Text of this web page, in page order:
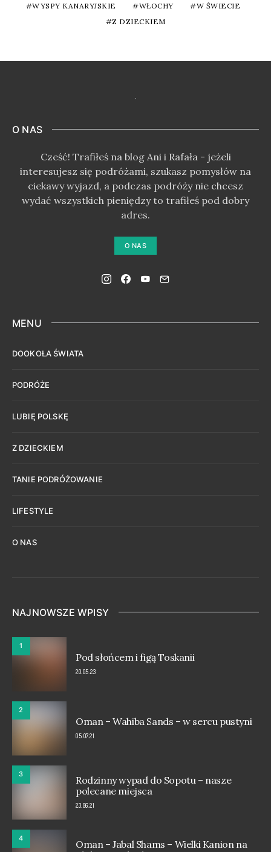
WYSPY KANARYJSKIE
WŁOCHY
W ŚWIECIE
Z DZIECKIEM
O NAS
Cześć! Trafiłeś na blog Ani i Rafała - jeżeli
interesujesz się podróżami, szukasz pomysłów na
ciekawy wyjazd, a podczas podróży nie chcesz
wydać wszystkich pieniędzy to trafiłeś pod dobry
adres.
O NAS
MENU
DOOKOŁA ŚWIATA
PODRÓŻE
LUBIĘ POLSKĘ
Z DZIECKIEM
TANIE PODRÓŻOWANIE
LIFESTYLE
O NAS
NAJNOWSZE WPISY
1
Pod słońcem i figą Toskanii
20.05.23
2
Oman – Wahiba Sands – w sercu pustyni
05.07.21
3
Rodzinny wypad do Sopotu – nasze
polecane miejsca
23.06.21
4
Oman – Jabal Shams – Wielki Kanion na